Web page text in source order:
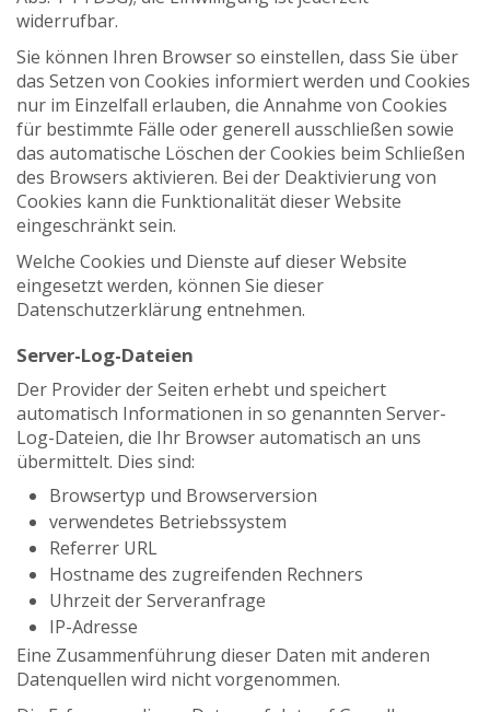
widerrufbar.
Sie können Ihren Browser so einstellen, dass Sie über
das Setzen von Cookies informiert werden und Cookies
nur im Einzelfall erlauben, die Annahme von Cookies
für bestimmte Fälle oder generell ausschließen sowie
das automatische Löschen der Cookies beim Schließen
des Browsers aktivieren. Bei der Deaktivierung von
Cookies kann die Funktionalität dieser Website
eingeschränkt sein.
Welche Cookies und Dienste auf dieser Website
eingesetzt werden, können Sie dieser
Datenschutzerklärung entnehmen.
Server-Log-Dateien
Der Provider der Seiten erhebt und speichert
automatisch Informationen in so genannten Server-
Log-Dateien, die Ihr Browser automatisch an uns
übermittelt. Dies sind:
Browsertyp und Browserversion
verwendetes Betriebssystem
Referrer URL
Hostname des zugreifenden Rechners
Uhrzeit der Serveranfrage
IP-Adresse
Eine Zusammenführung dieser Daten mit anderen
Datenquellen wird nicht vorgenommen.